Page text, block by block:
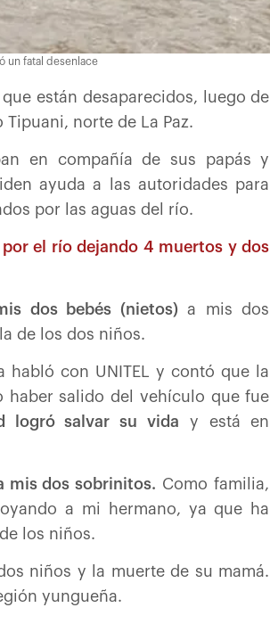
un fatal desenlace
que están desaparecidos, luego de
norte de La Paz.
en compañía de sus papás y
ayuda a las autoridades para
por las aguas del río.
el río dejando 4 muertos y dos
dos bebés (nietos)a mis dos
de los dos niños.
habló con UNITEL y contó que la
haber salido del vehículo que fue
logró salvar su vida y está en
mis dos sobrinitos. Como familia,
a mi hermano, ya que ha
los niños.
niños y la muerte de su mamá.
yungueña.